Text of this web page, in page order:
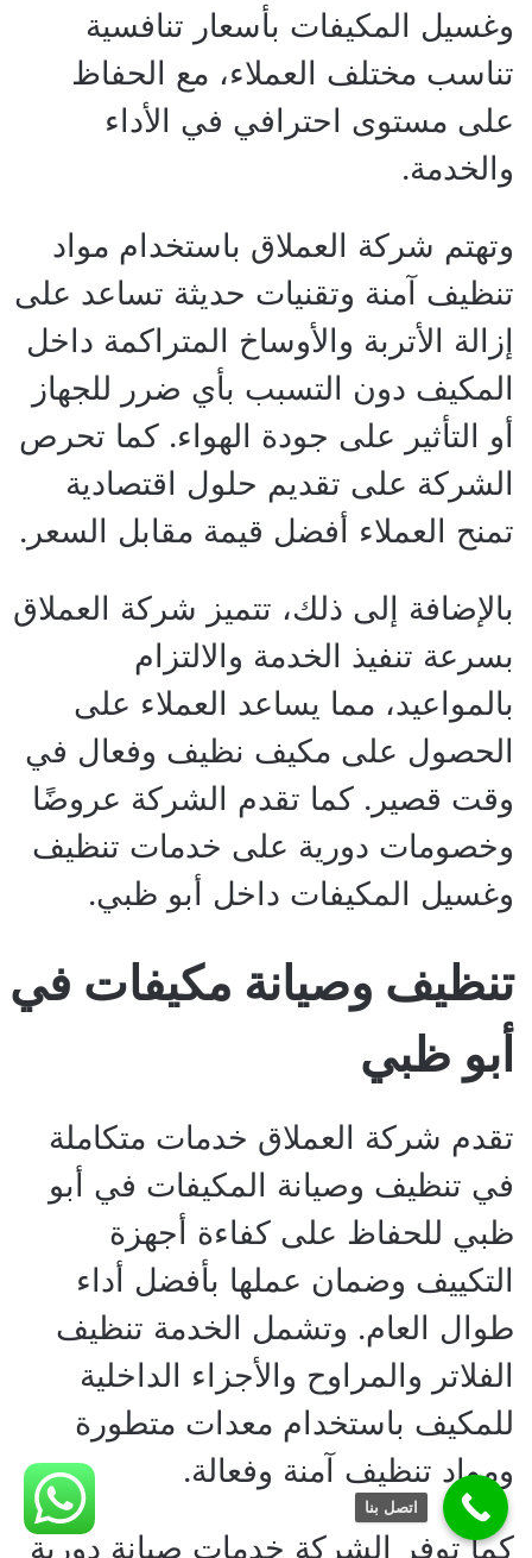
وغسيل المكيفات بأسعار تنافسية
تناسب مختلف العملاء، مع الحفاظ
على مستوى احترافي في الأداء
والخدمة.
وتهتم شركة العملاق باستخدام مواد
تنظيف آمنة وتقنيات حديثة تساعد على
إزالة الأتربة والأوساخ المتراكمة داخل
المكيف دون التسبب بأي ضرر للجهاز
أو التأثير على جودة الهواء. كما تحرص
الشركة على تقديم حلول اقتصادية
تمنح العملاء أفضل قيمة مقابل السعر.
بالإضافة إلى ذلك، تتميز شركة العملاق
بسرعة تنفيذ الخدمة والالتزام
بالمواعيد، مما يساعد العملاء على
الحصول على مكيف نظيف وفعال في
وقت قصير. كما تقدم الشركة عروضًا
وخصومات دورية على خدمات تنظيف
وغسيل المكيفات داخل أبو ظبي.
تنظيف وصيانة مكيفات في
أبو ظبي
تقدم شركة العملاق خدمات متكاملة
في تنظيف وصيانة المكيفات في أبو
ظبي للحفاظ على كفاءة أجهزة
التكييف وضمان عملها بأفضل أداء
طوال العام. وتشمل الخدمة تنظيف
الفلاتر والمراوح والأجزاء الداخلية
للمكيف باستخدام معدات متطورة
ومواد تنظيف آمنة وفعالة.
كما توفر الشركة خدمات صيانة دورية
اتصل بنا